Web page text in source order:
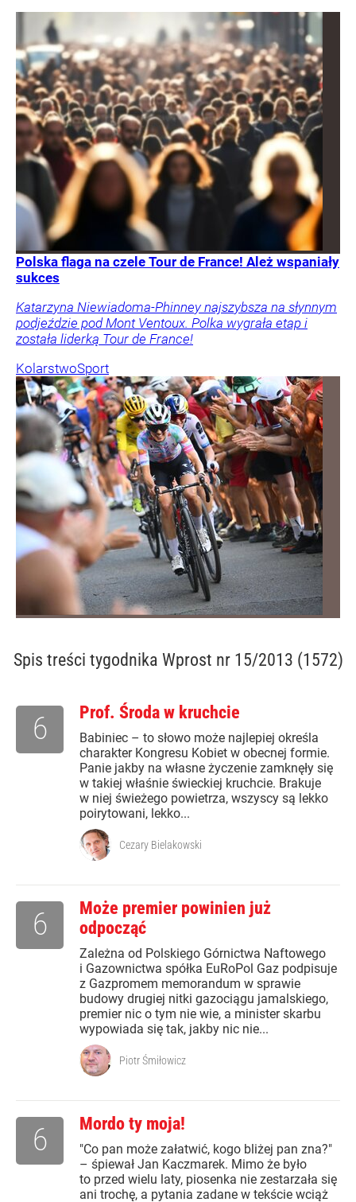
Polska flaga na czele Tour de France! Ależ wspaniały
sukces
Katarzyna Niewiadoma-Phinney najszybsza na słynnym
podjeździe pod Mont Ventoux. Polka wygrała etap i
została liderką Tour de France!
KolarstwoSport
Spis treści tygodnika Wprost nr 15/2013 (1572)
Prof. Środa w kruchcie
Babiniec – to słowo może najlepiej określa
charakter Kongresu Kobiet w obecnej formie.
Panie jakby na własne życzenie zamknęły się
w takiej właśnie świeckiej kruchcie. Brakuje
w niej świeżego powietrza, wszyscy są lekko
poirytowani, lekko...
6
Cezary Bielakowski
Może premier powinien już
odpocząć
Zależna od Polskiego Górnictwa Naftowego
i Gazownictwa spółka EuRoPol Gaz podpisuje
z Gazpromem memorandum w sprawie
budowy drugiej nitki gazociągu jamalskiego,
premier nic o tym nie wie, a minister skarbu
wypowiada się tak, jakby nic nie...
6
Piotr Śmiłowicz
Mordo ty moja!
"Co pan może załatwić, kogo bliżej pan zna?"
– śpiewał Jan Kaczmarek. Mimo że było
to przed wielu laty, piosenka nie zestarzała się
ani trochę, a pytania zadane w tekście wciąż
6